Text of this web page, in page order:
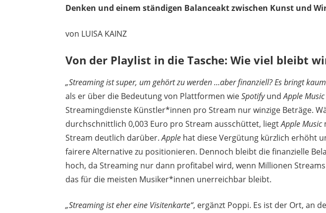
Denken und einem ständigen Balanceakt zwischen Kunst und
von LUISA KAINZ
Von der Playlist in die Tasche: Wie viel bleibt
„Streaming ist super, um gehört zu werden …aber finanziell? Es bringt
als er über die Bedeutung von Plattformen wieSpotifyundApple Music
Streamingdienste Künstler*innen pro Stream nur winzige Beträge.
durchschnittlich 0,003 Euro pro Stream ausschüttet, liegtApple Music
Stream deutlich darüber.Apple hat diese Vergütung kürzlich erhöht
fairere Alternative zu positionieren. Dennoch bleibt die finanzielle
hoch, da Streaming nur dann profitabel wird, wenn Millionen
das für die meisten Musiker*innen unerreichbar bleibt.
„Streaming ist eher eine Visitenkarte“, ergänzt Poppi. Es ist der Ort, an